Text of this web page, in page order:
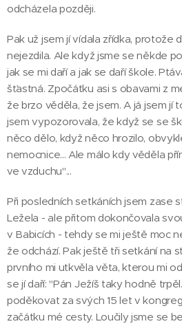
odcházela později.
Pak už jsem jí vídala zřídka, protože
nejezdila. Ale když jsme se někde
jak se mi daří a jak se daří škole.
šťastná. Zpočátku asi s obavami z
že brzo věděla, že jsem. A já jsem jí
jsem vypozorovala, že když se se
něco dělo, když něco hrozilo,
nemocnice... Ale málo kdy věděla
ve vzduchu"...
Při posledních setkáních jsem zase
Ležela - ale přitom dokončovala
v Babicích - tehdy se mi ještě moc
že odchází. Pak ještě tři setkání na
prvního mi utkvěla věta, kterou mi
se jí daří: "Pán Ježíš taky hodně
poděkovat za svých 15 let v
začátku mé cesty. Loučily jsme se